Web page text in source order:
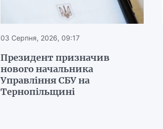
03 Серпня, 2026, 09:17
Президент призначив
нового начальника
Управління СБУ на
Тернопільщині